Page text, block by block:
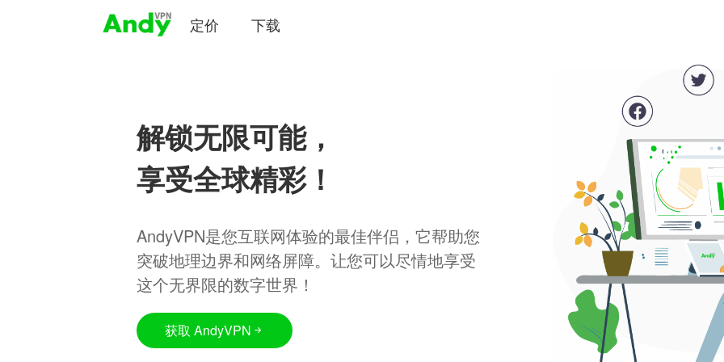
定价 下载
解锁无限可能，
享受全球精彩！
AndyVPN是您互联网体验的最佳伴侣，它帮助您
突破地理边界和网络屏障。让您可以尽情地享受
这个无界限的数字世界！
获取 AndyVPN